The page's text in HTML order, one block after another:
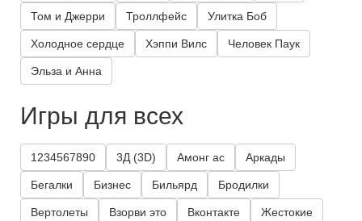
Том и Джерри Троллфейс Улитка Боб
Холодное сердце Хэппи Вилс Человек Паук
Эльза и Анна
Игры для всех
1234567890 3Д (3D) Амонг ас Аркады
Бегалки Бизнес Бильярд Бродилки
Вертолеты Взорви это Вконтакте Жестокие